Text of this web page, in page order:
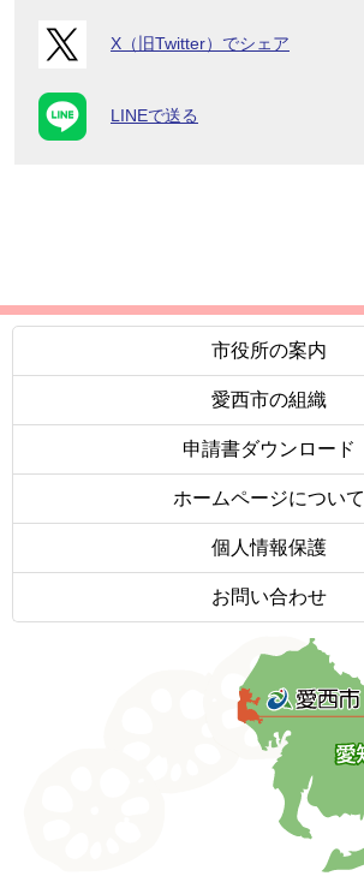
X（旧Twitter）でシェア
LINEで送る
市役所の案内
愛西市の組織
申請書ダウンロード
ホームページについて
個人情報保護
お問い合わせ